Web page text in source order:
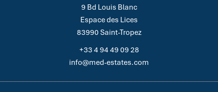
9 Bd Louis Blanc
Espace des Lices
83990 Saint-Tropez
+33 4 94 49 09 28
info@med-estates.com